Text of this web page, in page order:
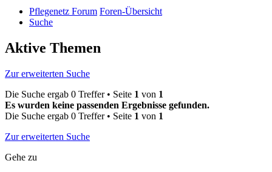
Pflegenetz Forum Foren-Übersicht
Suche
Aktive Themen
Zur erweiterten Suche
Die Suche ergab 0 Treffer • Seite 1 von 1
Es wurden keine passenden Ergebnisse gefunden.
Die Suche ergab 0 Treffer • Seite 1 von 1
Zur erweiterten Suche
Gehe zu